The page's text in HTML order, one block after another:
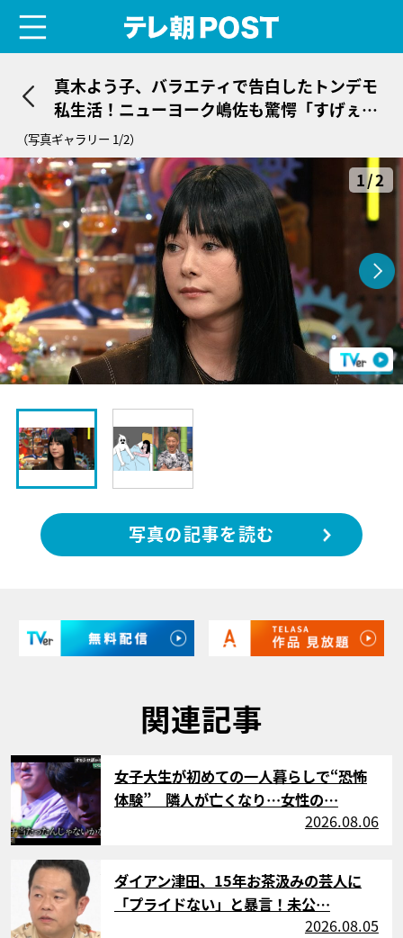
真木よう子、バラエティで告白したトンデモ
私生活！ニューヨーク嶋佐も驚愕「すげぇ
な」
（写真ギャラリー 1/2）
1/2
写真の記事を読む
関連記事
サムネイル
女子大生が初めての一人暮らしで“恐怖
体験” 隣人が亡くなり…女性の…
2026.08.06
ダイアン津田、15年お茶汲みの芸人に
「プライドない」と暴言！未公…
2026.08.05